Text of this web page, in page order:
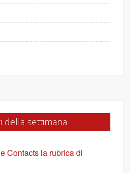
della settimana
Contacts la rubrica di